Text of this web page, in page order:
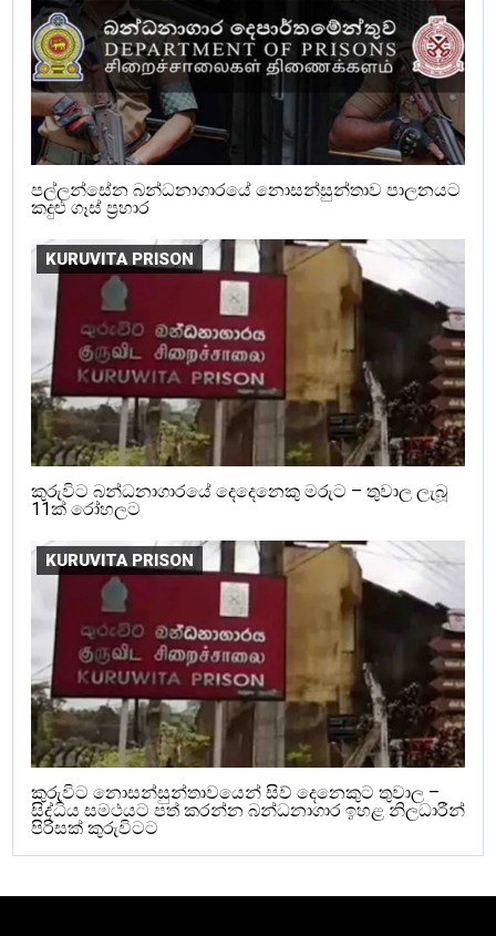
පල්ලන්සේන බන්ධනාගාරයේ නොසන්සුන්තාව පාලනයට
කදුළු ගෑස් ප්‍රහාර
KURUVITA PRISON
කුරුවිට බන්ධනාගාරයේ දෙදෙනෙකු මරුට – තුවාල ලැබූ
11ක් රෝහලට
KURUVITA PRISON
කුරුවිට නොසන්සුන්තාවයෙන් සිව් දෙනෙකුට තුවාල –
සිද්ධිය සමථයට පත් කරන්න බන්ධනාගාර ඉහළ නිලධාරීන්
පිරිසක් කුරුවිටට